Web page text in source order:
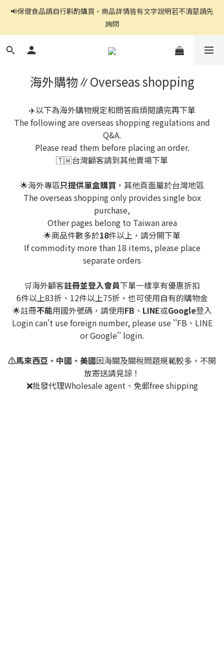
官網都是自助下單,右上角↗️三條線點開可看到商品分頁
📢保健食品請自行斟酌購買，商品詳情皆有文字說明若不清楚請先
詢問
官網都是自助下單,右上角↗️三條線點開可看到商品分頁
海外購物∥Overseas shopping
✈️以下為海外購物規定和問答麻煩閱讀完再下單
The following are overseas shopping regulations and
Q&A.
Please read them before placing an order.
🇹🇼台灣顧客請到其他賣場下單
🌟海外專區只提供單盒購買 ，其他頁面屬於台灣地區
The overseas shopping only provides single box
purchase,
Other pages belong to Taiwan area
🌟商品件數多於18件以上，請分開下單
If commodity more than 18 items, please place
separate orders
🛒海外顧客註冊並登入會員下單一樣享有優惠折扣
6件以上83折、12件以上75折，也可使用自有的購物金
🌟註冊不能用國外號碼，請使用FB 、 LINE或Google登入
Login can't use foreign number, please use ''FB、LINE
or Google'' login.
⚠️馬來西亞、中國、美國因海關及關稅問題規範較多，不開
放寄送請見諒！
❌批發代理Wholesale agent、免郵free shipping